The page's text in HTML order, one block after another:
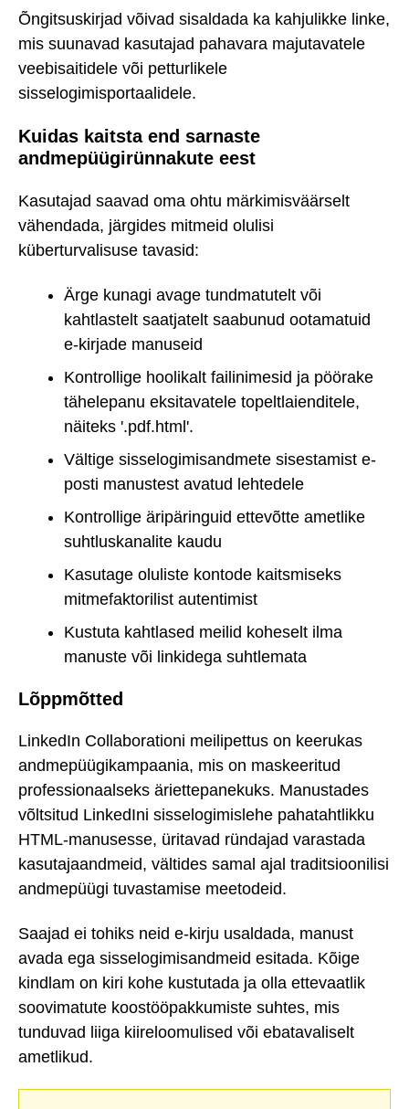
Õngitsuskirjad võivad sisaldada ka kahjulikke linke,
mis suunavad kasutajad pahavara majutavatele
veebisaitidele või petturlikele
sisselogimisportaalidele.
Kuidas kaitsta end sarnaste
andmepüügirünnakute eest
Kasutajad saavad oma ohtu märkimisväärselt
vähendada, järgides mitmeid olulisi
küberturvalisuse tavasid:
Ärge kunagi avage tundmatutelt või
kahtlastelt saatjatelt saabunud ootamatuid
e-kirjade manuseid
Kontrollige hoolikalt failinimesid ja pöörake
tähelepanu eksitavatele topeltlaienditele,
näiteks '.pdf.html'.
Vältige sisselogimisandmete sisestamist e-
posti manustest avatud lehtedele
Kontrollige äripäringuid ettevõtte ametlike
suhtluskanalite kaudu
Kasutage oluliste kontode kaitsmiseks
mitmefaktorilist autentimist
Kustuta kahtlased meilid koheselt ilma
manuste või linkidega suhtlemata
Lõppmõtted
LinkedIn Collaborationi meilipettus on keerukas
andmepüügikampaania, mis on maskeeritud
professionaalseks äriettepanekuks. Manustades
võltsitud LinkedIni sisselogimislehe pahatahtlikku
HTML-manusesse, üritavad ründajad varastada
kasutajaandmeid, vältides samal ajal traditsioonilisi
andmepüügi tuvastamise meetodeid.
Saajad ei tohiks neid e-kirju usaldada, manust
avada ega sisselogimisandmeid esitada. Kõige
kindlam on kiri kohe kustutada ja olla ettevaatlik
soovimatute koostööpakkumiste suhtes, mis
tunduvad liiga kiireloomulised või ebatavaliselt
ametlikud.